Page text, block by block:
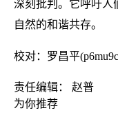
深刻批判。它呼吁人
自然的和谐共存。
校对：罗昌平
责任编辑： 赵普
为你推荐